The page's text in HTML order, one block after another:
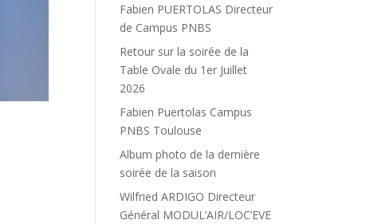
Fabien PUERTOLAS Directeur
de Campus PNBS
Retour sur la soirée de la
Table Ovale du 1er Juillet
2026
Fabien Puertolas Campus
PNBS Toulouse
Album photo de la dernière
soirée de la saison
Wilfried ARDIGO Directeur
Général MODUL’AIR/LOC’EVE